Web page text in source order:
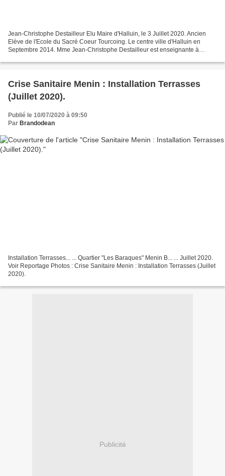
Jean-Christophe Destailleur Elu Maire d'Halluin, le 3 Juillet 2020. Ancien
Elève de l'Ecole du Sacré Coeur Tourcoing. Le centre ville d'Halluin en
Septembre 2014. Mme Jean-Christophe Destailleur est enseignante à
Crise Sanitaire Menin : Installation Terrasses
(Juillet 2020).
Publié le 10/07/2020 à 09:50
Par Brandodean
Installation Terrasses... ... Quartier "Les Baraques" Menin B... ... Juillet 2020.
Voir Reportage Photos : Crise Sanitaire Menin : Installation Terrasses (Juillet
2020).
Publicité